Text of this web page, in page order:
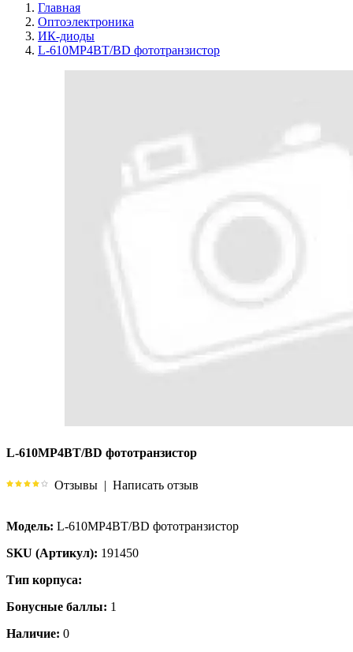
Главная
Оптоэлектроника
ИК-диоды
L-610MP4BT/BD фототранзистор
L-610MP4BT/BD фототранзистор
Отзывы | Написать отзыв
Модель: L-610MP4BT/BD фототранзистор
SKU (Артикул): 191450
Тип корпуса:
Бонусные баллы: 1
Наличие: 0